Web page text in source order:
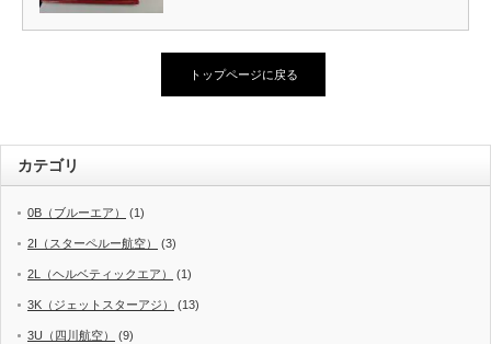
トップページに戻る
カテゴリ
0B（ブルーエア） (1)
2I（スターペルー航空） (3)
2L（ヘルベティックエア） (1)
3K（ジェットスターアジ） (13)
3U（四川航空） (9)